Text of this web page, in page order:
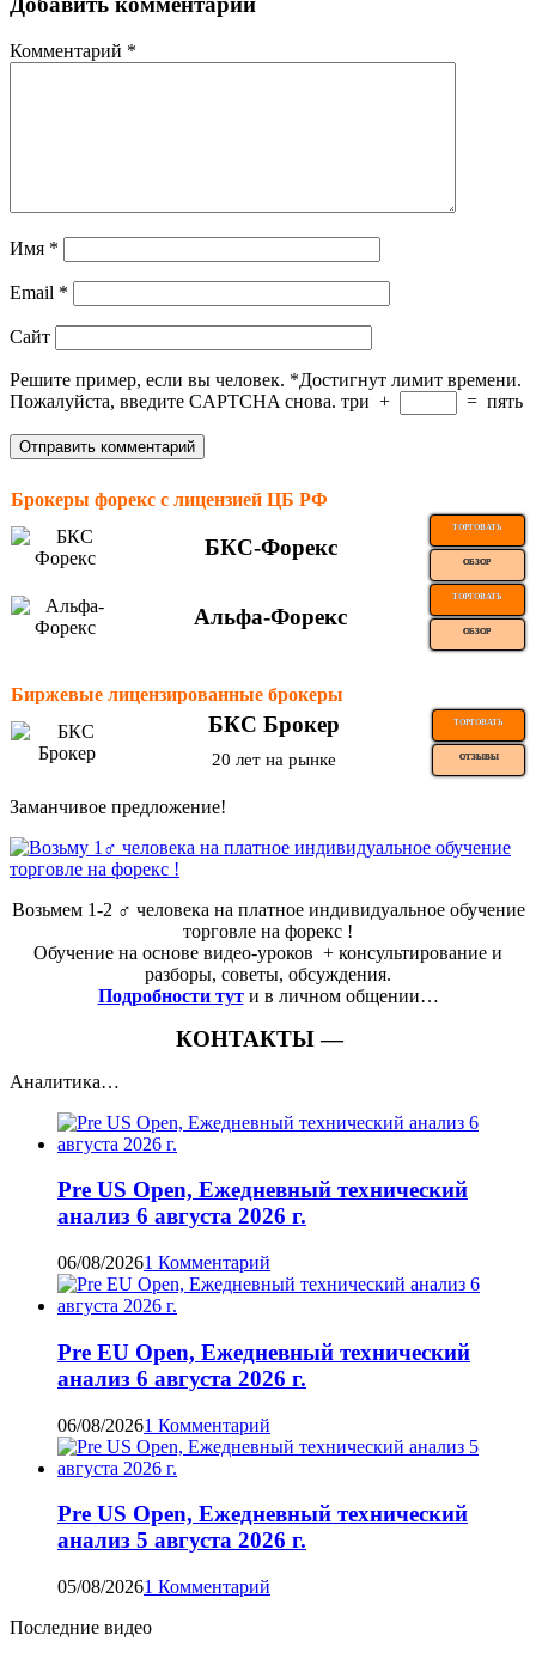
Комментарий *
Имя *
Email *
Сайт
Решите пример, если вы человек. *Достигнут лимит времени.
Пожалуйста, введите CAPTCHA снова. три + = пять
Брокеры форекс с лицензией ЦБ РФ
БКС-Форекс
ТОРГОВАТЬ
ОБЗОР
Альфа-Форекс
ТОРГОВАТЬ
ОБЗОР
Биржевые лицензированные брокеры
БКС Брокер ТОРГОВАТЬ
20 лет на рынке ОТЗЫВЫ
Заманчивое предложение!
Возьмем 1-2 ‍♂️ человека на платное индивидуальное обучение
торговле на форекс !
Обучение на основе видео-уроков ️ + консультирование и
разборы, советы, обсуждения.
Подробности тут и в личном общении…
КОНТАКТЫ —
Аналитика…
Pre US Open, Ежедневный технический
анализ 6 августа 2026 г.
06/08/20261 Комментарий
Pre EU Open, Ежедневный технический
анализ 6 августа 2026 г.
06/08/20261 Комментарий
Pre US Open, Ежедневный технический
анализ 5 августа 2026 г.
05/08/20261 Комментарий
Последние видео